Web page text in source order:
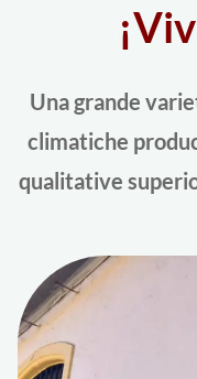
Una grande
climatiche
qualitative